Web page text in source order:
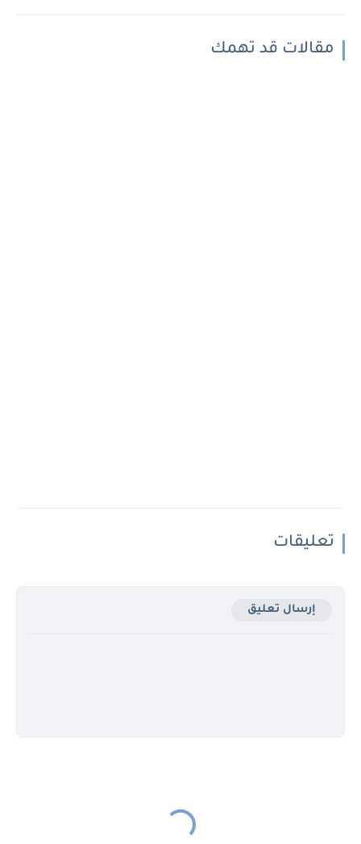
مقالات قد تهمك
تعليقات
إرسال تعليق